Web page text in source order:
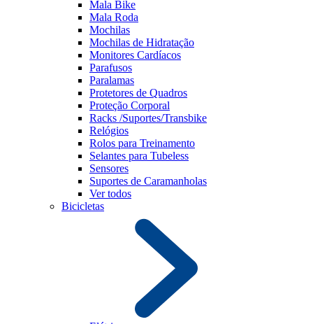
Mala Bike
Mala Roda
Mochilas
Mochilas de Hidratação
Monitores Cardíacos
Parafusos
Paralamas
Protetores de Quadros
Proteção Corporal
Racks /Suportes/Transbike
Relógios
Rolos para Treinamento
Selantes para Tubeless
Sensores
Suportes de Caramanholas
Ver todos
Bicicletas